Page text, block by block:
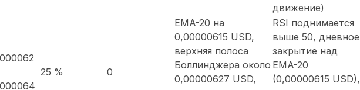
движение)
25 % 0
EMA-20 на
0,00000615 USD,
верхняя полоса
Боллинджера около
0,00000627 USD,
RSI поднимается
выше 50, дневное
закрытие над
EMA-20
(0,00000615 USD),